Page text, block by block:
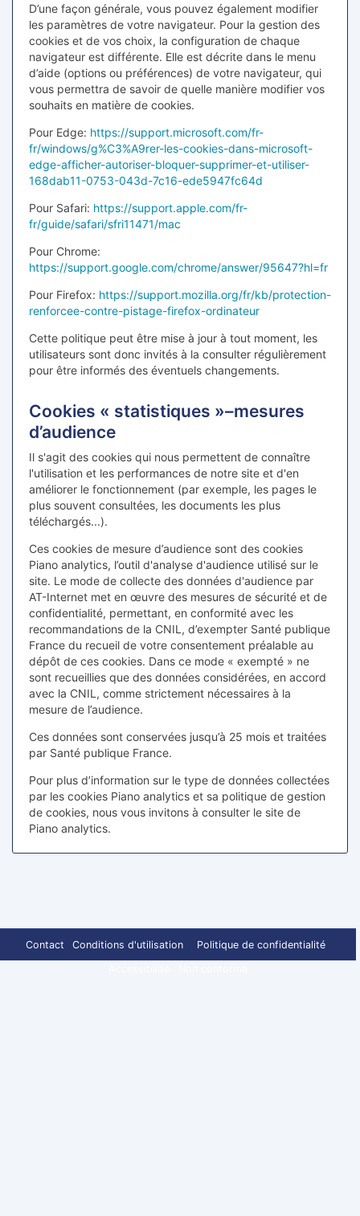
D’une façon générale, vous pouvez également modifier
les paramètres de votre navigateur. Pour la gestion des
cookies et de vos choix, la configuration de chaque
navigateur est différente. Elle est décrite dans le menu
d’aide (options ou préférences) de votre navigateur, qui
vous permettra de savoir de quelle manière modifier vos
souhaits en matière de cookies.
Pour Edge: https://support.microsoft.com/fr-
fr/windows/g%C3%A9rer-les-cookies-dans-microsoft-
edge-afficher-autoriser-bloquer-supprimer-et-utiliser-
168dab11-0753-043d-7c16-ede5947fc64d
Pour Safari: https://support.apple.com/fr-
fr/guide/safari/sfri11471/mac
Pour Chrome:
https://support.google.com/chrome/answer/95647?hl=fr
Pour Firefox: https://support.mozilla.org/fr/kb/protection-
renforcee-contre-pistage-firefox-ordinateur
Cette politique peut être mise à jour à tout moment, les
utilisateurs sont donc invités à la consulter régulièrement
pour être informés des éventuels changements.
Cookies « statistiques »–mesures
d’audience
Il s'agit des cookies qui nous permettent de connaître
l'utilisation et les performances de notre site et d'en
améliorer le fonctionnement (par exemple, les pages le
plus souvent consultées, les documents les plus
téléchargés...).
Ces cookies de mesure d’audience sont des cookies
Piano analytics, l’outil d'analyse d'audience utilisé sur le
site. Le mode de collecte des données d'audience par
AT-Internet met en œuvre des mesures de sécurité et de
confidentialité, permettant, en conformité avec les
recommandations de la CNIL, d’exempter Santé publique
France du recueil de votre consentement préalable au
dépôt de ces cookies. Dans ce mode « exempté » ne
sont recueillies que des données considérées, en accord
avec la CNIL, comme strictement nécessaires à la
mesure de l’audience.
Ces données sont conservées jusqu’à 25 mois et traitées
par Santé publique France.
Pour plus d’information sur le type de données collectées
par les cookies Piano analytics et sa politique de gestion
de cookies, nous vous invitons à consulter le site de
Piano analytics.
Contact Conditions d'utilisation
Politique de confidentialité